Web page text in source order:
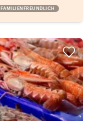
FAMILIENFREUNDLICH